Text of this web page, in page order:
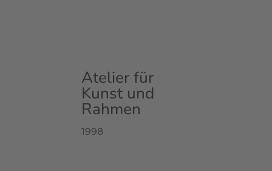
Atelier für
Kunst und
Rahmen
1998